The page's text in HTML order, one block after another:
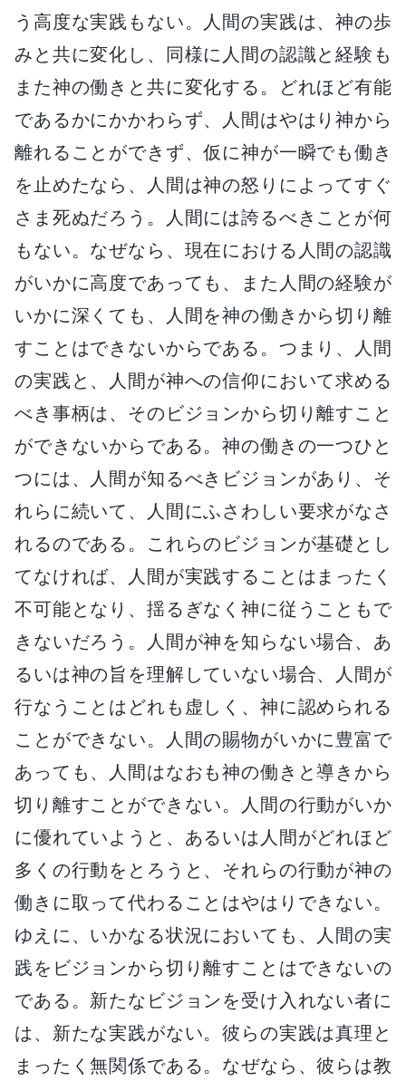
う高度な実践もない。人間の実践は、神の歩
みと共に変化し、同様に人間の認識と経験も
また神の働きと共に変化する。どれほど有能
であるかにかかわらず、人間はやはり神から
離れることができず、仮に神が一瞬でも働き
を止めたなら、人間は神の怒りによってすぐ
さま死ぬだろう。人間には誇るべきことが何
もない。なぜなら、現在における人間の認識
がいかに高度であっても、また人間の経験が
いかに深くても、人間を神の働きから切り離
すことはできないからである。つまり、人間
の実践と、人間が神への信仰において求める
べき事柄は、そのビジョンから切り離すこと
ができないからである。神の働きの一つひと
つには、人間が知るべきビジョンがあり、そ
れらに続いて、人間にふさわしい要求がなさ
れるのである。これらのビジョンが基礎とし
てなければ、人間が実践することはまったく
不可能となり、揺るぎなく神に従うこともで
きないだろう。人間が神を知らない場合、あ
るいは神の旨を理解していない場合、人間が
行なうことはどれも虚しく、神に認められる
ことができない。人間の賜物がいかに豊富で
あっても、人間はなおも神の働きと導きから
切り離すことができない。人間の行動がいか
に優れていようと、あるいは人間がどれほど
多くの行動をとろうと、それらの行動が神の
働きに取って代わることはやはりできない。
ゆえに、いかなる状況においても、人間の実
践をビジョンから切り離すことはできないの
である。新たなビジョンを受け入れない者に
は、新たな実践がない。彼らの実践は真理と
まったく無関係である。なぜなら、彼らは教